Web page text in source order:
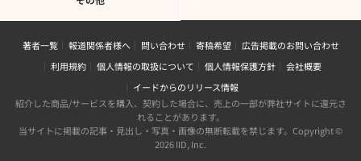
著者一覧 報道関係者様へ 問い合わせ 寄稿希望
広告掲載のお問い合わせ
利用規約
個人情報の取扱について 個人情報保護方針
会社概要
イードからのリリース情報
紹介した商品/サービスを購入、契約した場合に、売上の一部が弊社サイトに還元さ
れることがあります。
当サイトに掲載の記事・見出し・写真・画像の無断転載を禁じます。Copyright ©
2026 IID, Inc.